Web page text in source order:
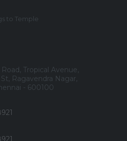
to Temple
Tropical Avenue,
Ragavendra Nagar,
- 600100